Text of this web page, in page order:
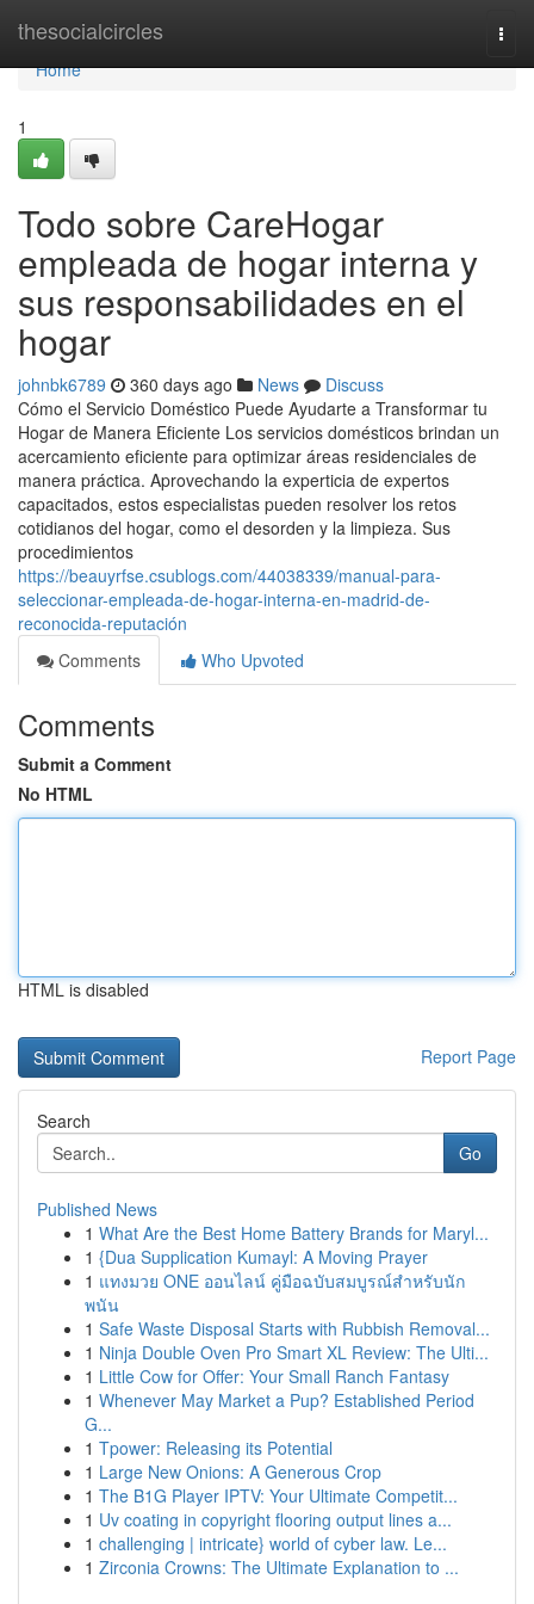
thesocialcircles
Home
Home
1
Todo sobre CareHogar
empleada de hogar interna y
sus responsabilidades en el
hogar
johnbk6789 360 days ago News
Discuss
Cómo el Servicio Doméstico Puede Ayudarte a Transformar tu
Hogar de Manera Eficiente Los servicios domésticos brindan un
acercamiento eficiente para optimizar áreas residenciales de
manera práctica. Aprovechando la experticia de expertos
capacitados, estos especialistas pueden resolver los retos
cotidianos del hogar, como el desorden y la limpieza. Sus
procedimientos
https://beauyrfse.csublogs.com/44038339/manual-para-
seleccionar-empleada-de-hogar-interna-en-madrid-de-
reconocida-reputación
Comments
Who Upvoted
Comments
Submit a Comment
No HTML
HTML is disabled
Report Page
Search
Go
Published News
1 What Are the Best Home Battery Brands for Maryl...
1 {Dua Supplication Kumayl: A Moving Prayer
1 แทงมวย ONE ออนไลน์ คู่มือฉบับสมบูรณ์สำหรับนัก
พนัน
1 Safe Waste Disposal Starts with Rubbish Removal...
1 Ninja Double Oven Pro Smart XL Review: The Ulti...
1 Little Cow for Offer: Your Small Ranch Fantasy
1 Whenever May Market a Pup? Established Period
G...
1 Tpower: Releasing its Potential
1 Large New Onions: A Generous Crop
1 The B1G Player IPTV: Your Ultimate Competit...
1 Uv coating in copyright flooring output lines a...
1 challenging | intricate} world of cyber law. Le...
1 Zirconia Crowns: The Ultimate Explanation to ...